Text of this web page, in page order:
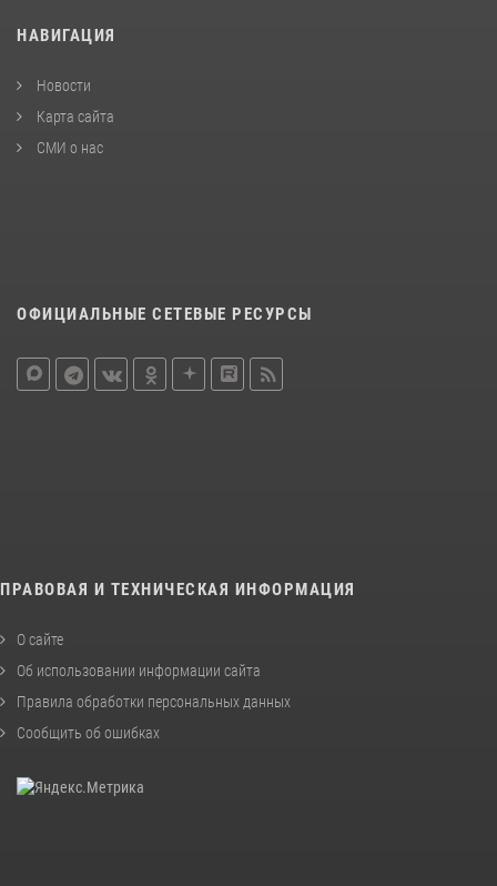
НАВИГАЦИЯ
Новости
Карта сайта
СМИ о нас
ОФИЦИАЛЬНЫЕ СЕТЕВЫЕ РЕСУРСЫ
ПРАВОВАЯ И ТЕХНИЧЕСКАЯ ИНФОРМАЦИЯ
О сайте
Об использовании информации сайта
Правила обработки персональных данных
Сообщить об ошибках